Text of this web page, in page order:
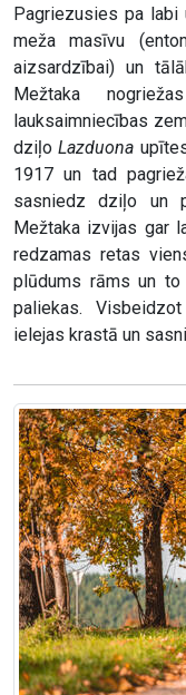
Pagriezusies pa
meža masīvu
aizsardzībai) un
Mežtaka
lauksaimniecības
dziļoLazduona
1917 un tad
sasniedz dziļo un
Mežtaka izvijas gar
redzamas retas
plūdums rāms un to
paliekas.
ielejas krastā un